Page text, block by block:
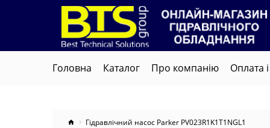
Головна Каталог Про компанію Оплата
Гідравлічний насос Parker PV023R1K1T1NGL1